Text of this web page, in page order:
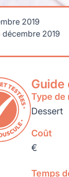
2019
décembre 2019
Guide
Type de
Dessert
Coût
€
Temps